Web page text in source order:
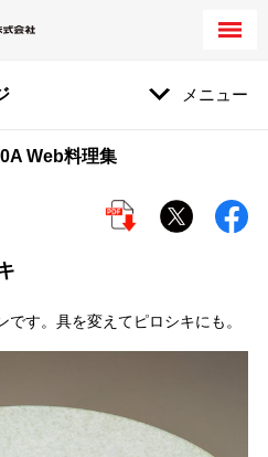
メニュー
Web料理集
す。具を変えてピロシキにも。